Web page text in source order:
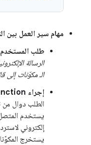
مهام سير العمل بين
طلب المستخدم
الرسالة
الـ مكوّنات إلى
إجراء AppFunction
الطلب دوال من
يستخدم
إلكتروني
يستخرج